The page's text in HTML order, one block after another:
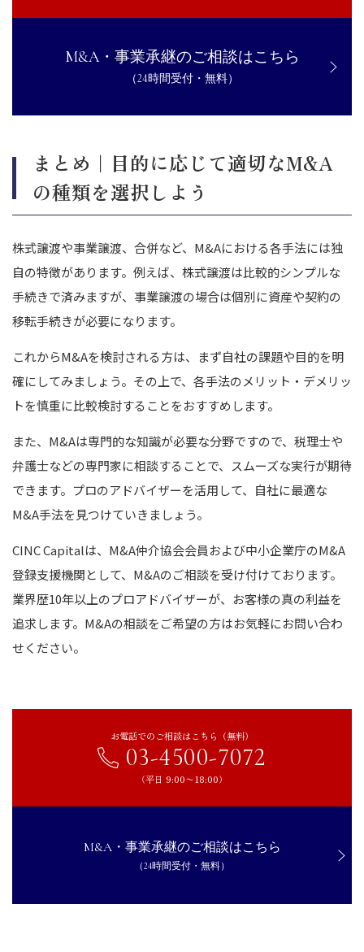
M&A・事業承継のご相談はこちら
（24時間受付・無料）
まとめ｜目的に応じて適切なM&A
の種類を選択しよう
株式譲渡や事業譲渡、合併など、M&Aにおける各手法には独
自の特徴があります。例えば、株式譲渡は比較的シンプルな
手続きで済みますが、事業譲渡の場合は個別に資産や契約の
移転手続きが必要になります。
これからM&Aを検討される方は、まず自社の課題や目的を明
確にしてみましょう。その上で、各手法のメリット・デメリッ
トを慎重に比較検討することをおすすめします。
また、M&Aは専門的な知識が必要な分野ですので、税理士や
弁護士などの専門家に相談することで、スムーズな実行が期待
できます。プロのアドバイザーを活用して、自社に最適な
M&A手法を見つけていきましょう。
CINC Capitalは、M&A仲介協会会員および中小企業庁のM&A
登録支援機関として、M&Aのご相談を受け付けております。
業界歴10年以上のプロアドバイザーが、お客様の真の利益を
追求します。M&Aの相談をご希望の方はお気軽にお問い合わ
せください。
お電話でのご相談はこちら（無料）
03-4500-7072
（平日 9:00〜18:00）
M&A・事業承継のご相談はこちら
（24時間受付・無料）